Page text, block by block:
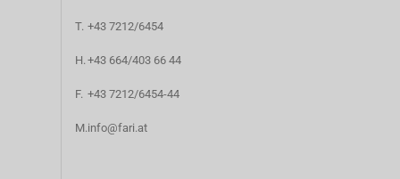
T. +43 7212/6454
H.+43 664/403 66 44
F. +43 7212/6454-44
M.info@fari.at